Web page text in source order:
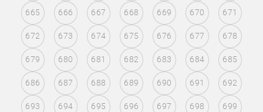
665 666 667 668 669 670 671
672 673 674 675 676 677 678
679 680 681 682 683 684 685
686 687 688 689 690 691 692
693 694 695 696 697 698 699